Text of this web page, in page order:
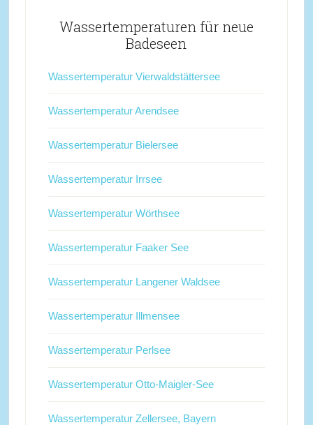
Wassertemperaturen für neue
Badeseen
Wassertemperatur Vierwaldstättersee
Wassertemperatur Arendsee
Wassertemperatur Bielersee
Wassertemperatur Irrsee
Wassertemperatur Wörthsee
Wassertemperatur Faaker See
Wassertemperatur Langener Waldsee
Wassertemperatur Illmensee
Wassertemperatur Perlsee
Wassertemperatur Otto-Maigler-See
Wassertemperatur Zellersee, Bayern